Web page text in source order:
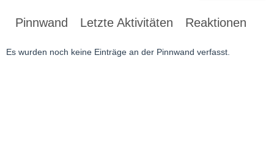
Pinnwand Letzte Aktivitäten Reaktionen
Es wurden noch keine Einträge an der Pinnwand verfasst.